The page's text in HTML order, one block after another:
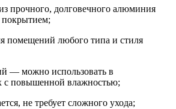
прочного, долговечного алюминия
помещений любого типа и стиля
— можно использовать в
с повышенной влажностью;
не требует сложного ухода;